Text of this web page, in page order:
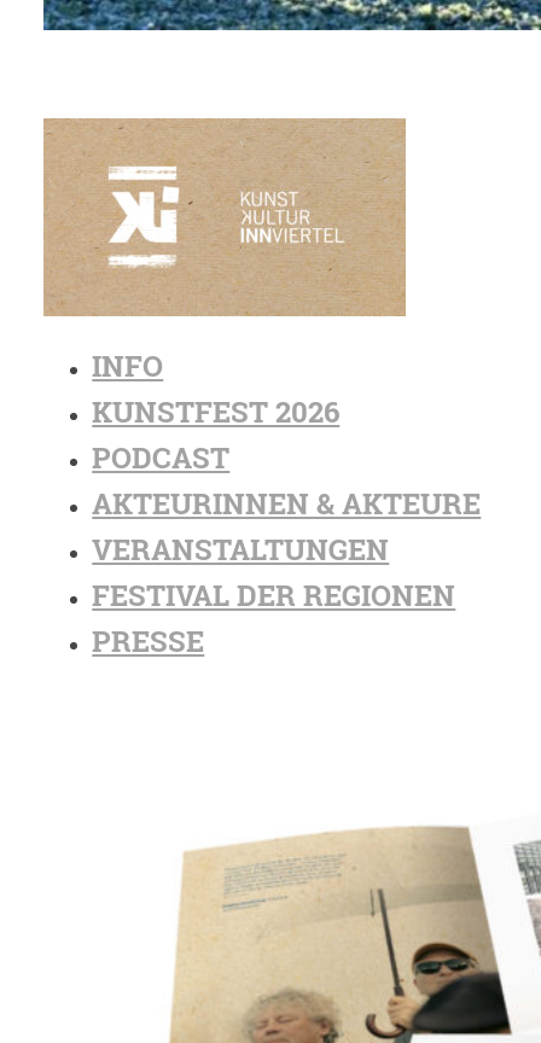
INFO
KUNSTFEST 2026
PODCAST
AKTEURINNEN & AKTEURE
VERANSTALTUNGEN
FESTIVAL DER REGIONEN
PRESSE